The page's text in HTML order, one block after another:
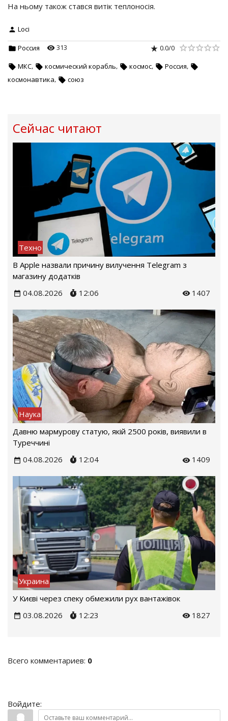
На ньому також стався витік теплоносія.
Loci
Россия 313 0.0/0
МКС, космический корабль, космос, Россия,
космонавтика, союз
Сейчас читают
Техно
В Apple назвали причину вилучення Telegram з
магазину додатків
04.08.2026
12:06 1407
Наука
Давню мармурову статую, якій 2500 років, виявили в
Туреччині
04.08.2026
12:04 1409
Украина
У Києві через спеку обмежили рух вантажівок
03.08.2026
12:23 1827
Всего комментариев: 0
Войдите: